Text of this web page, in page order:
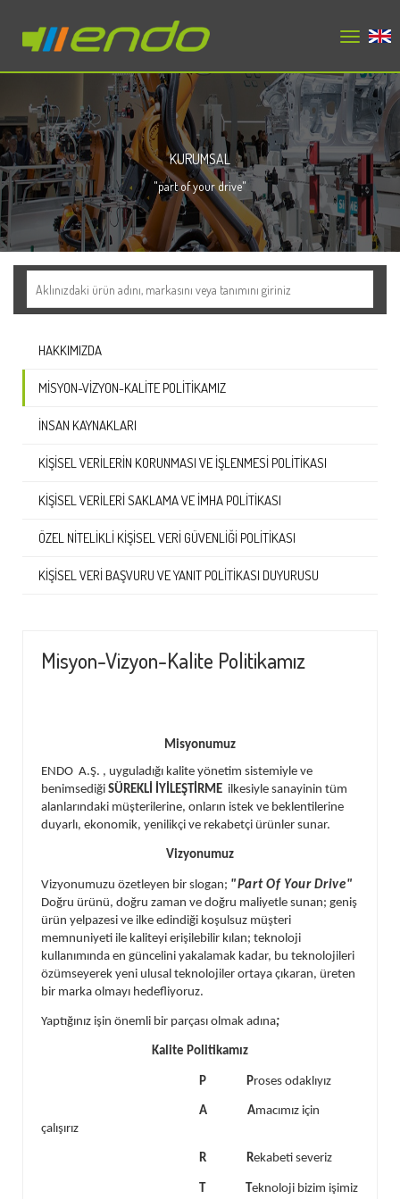
Toggle
en
KURUMSAL
"part of your drive"
HAKKIMIZDA
MISYON-VIZYON-KALITE POLITIKAMIZ
İNSAN KAYNAKLARI
KIŞISEL VERILERIN KORUNMASI VE İŞLENMESI POLITIKASI
KIŞISEL VERILERI SAKLAMA VE İMHA POLITIKASI
ÖZEL NITELIKLI KIŞISEL VERI GÜVENLIĞI POLITIKASI
KIŞISEL VERI BAŞVURU VE YANIT POLITIKASI DUYURUSU
Misyon-Vizyon-Kalite Politikamız
Misyonumuz
ENDO A.Ş. , uyguladığı kalite yönetim sistemiyle ve
benimsediği SÜREKLİ İYİLEŞTİRME ilkesiyle sanayinin tüm
alanlarındaki müşterilerine, onların istek ve beklentilerine
duyarlı, ekonomik, yenilikçi ve rekabetçi ürünler sunar.
Vizyonumuz
Vizyonumuzu özetleyen bir slogan; "Part Of Your Drive"
Doğru ürünü, doğru zaman ve doğru maliyetle sunan; geniş
ürün yelpazesi ve ilke edindiği koşulsuz müşteri
memnuniyeti ile kaliteyi erişilebilir kılan; teknoloji
kullanımında en güncelini yakalamak kadar, bu teknolojileri
özümseyerek yeni ulusal teknolojiler ortaya çıkaran, üreten
bir marka olmayı hedefliyoruz.
Yaptığınız işin önemli bir parçası olmak adına;
Kalite Politikamız
P Proses odaklıyız
A Amacımız için
çalışırız
R Rekabeti severiz
T Teknoloji bizim işimiz